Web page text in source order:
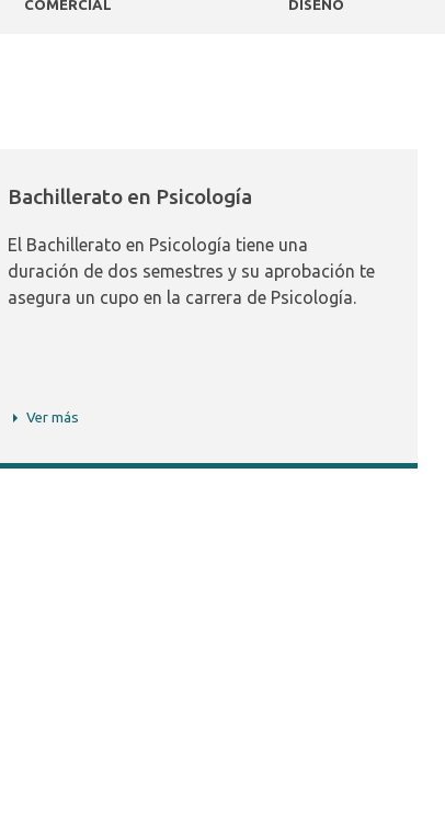
COMERCIAL
DISEÑO
Bachillerato en Psicología
El Bachillerato en Psicología tiene una
duración de dos semestres y su aprobación te
asegura un cupo en la carrera de Psicología.
Ver más